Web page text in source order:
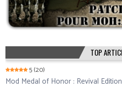
TOP
5(20)
Mod Medal of Honor : Revival Edition